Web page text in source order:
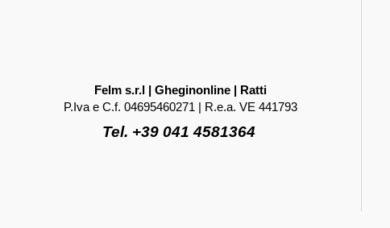
Felm s.r.l | Gheginonline | Ratti
P.Iva e C.f. 04695460271 | R.e.a. VE 441793
Tel. +39 041 4581364